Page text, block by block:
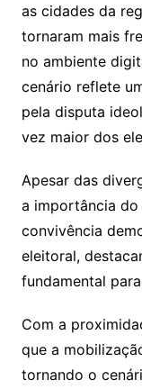
as cidades da
tornaram mais
no ambiente
cenário reflete
pela disputa
vez maior dos
Apesar das
a importância
convivência
eleitoral,
fundamental
Com a
que a
tornando o